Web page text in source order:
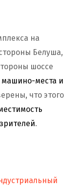
на
Белуша,
шоссе
машино-места и
что этого
.